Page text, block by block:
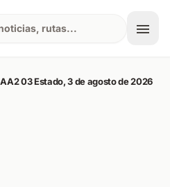
rutas...
03 Estado, 3 de agosto de 2026